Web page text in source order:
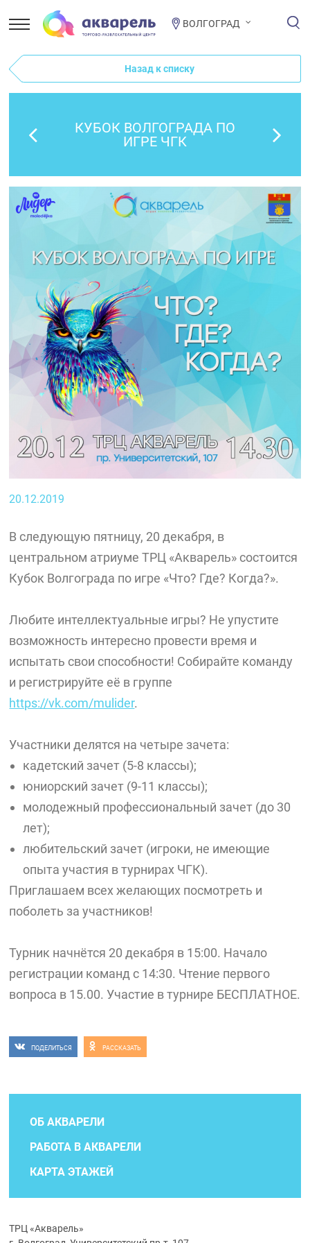
ВОЛГОГРАД
Назад к списку
КУБОК ВОЛГОГРАДА ПО
ИГРЕ ЧГК
20.12.2019
В следующую пятницу, 20 декабря, в
центральном атриуме ТРЦ «Акварель» состоится
Кубок Волгограда по игре «Что? Где? Когда?».
Любите интеллектуальные игры? Не упустите
возможность интересно провести время и
испытать свои способности! Собирайте команду
и регистрируйте её в группе
https://vk.com/mulider.
Участники делятся на четыре зачета:
кадетский зачет (5-8 классы);
юниорский зачет (9-11 классы);
молодежный профессиональный зачет (до 30
лет);
любительский зачет (игроки, не имеющие
опыта участия в турнирах ЧГК).
Приглашаем всех желающих посмотреть и
поболеть за участников!
Турник начнётся 20 декабря в 15:00. Начало
регистрации команд с 14:30. Чтение первого
вопроса в 15.00. Участие в турнире БЕСПЛАТНОЕ.
ПОДЕЛИТЬСЯ РАССКАЗАТЬ
ОБ АКВАРЕЛИ
РАБОТА В АКВАРЕЛИ
КАРТА ЭТАЖЕЙ
ТРЦ «Акварель»